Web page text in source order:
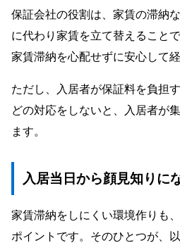
保証会社の役割は、家賃の滞納
に代わり家賃を立て替えること
家賃滞納を心配せずに安心して
ただし、入居者が保証料を負担
どの対応をしないと、入居者が
ます。
入居当日から顔見知りに
家賃滞納をしにくい環境作りも
ポイントです。そのひとつが、